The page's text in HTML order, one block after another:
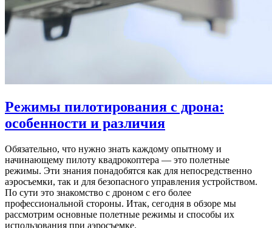
Режимы пилотирования с дрона:
особенности и различия
Обязательно, что нужно знать каждому опытному и
начинающему пилоту квадрокоптера — это полетные
режимы. Эти знания понадобятся как для непосредственно
аэросъемки, так и для безопасного управления устройством.
По сути это знакомство с дроном с его более
профессиональной стороны. Итак, сегодня в обзоре мы
рассмотрим основные полетные режимы и способы их
использования при аэросъемке.